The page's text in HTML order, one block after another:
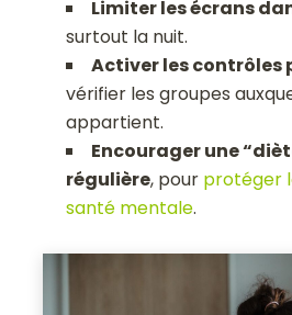
Limiter les écrans
surtout la nuit.
Activer les contrôles
vérifier les groupes
appartient.
Encourager une
régulière, pour protéger
santé mentale.